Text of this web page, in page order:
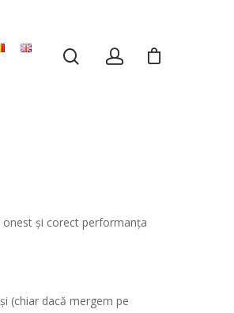
onest și corect performanța
(chiar dacă mergem pe